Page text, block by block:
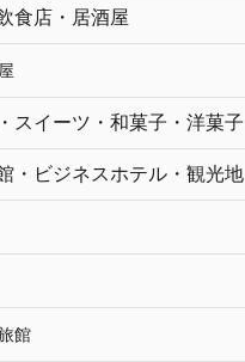
食店・居酒屋
スイーツ・和菓子・洋菓子
・ビジネスホテル・観光地
館